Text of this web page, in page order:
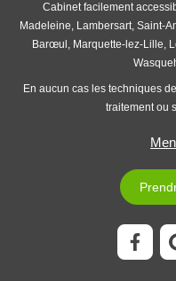
Cabinet facilement
Madeleine, Lambersart, Saint-
Barœul, Marquette-lez-Lille,
En aucun cas les techniques
traitement ou